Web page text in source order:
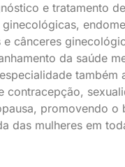
e tratamento
e cânceres
da saúde
também
contracepção,
promovendo o
das mulheres em